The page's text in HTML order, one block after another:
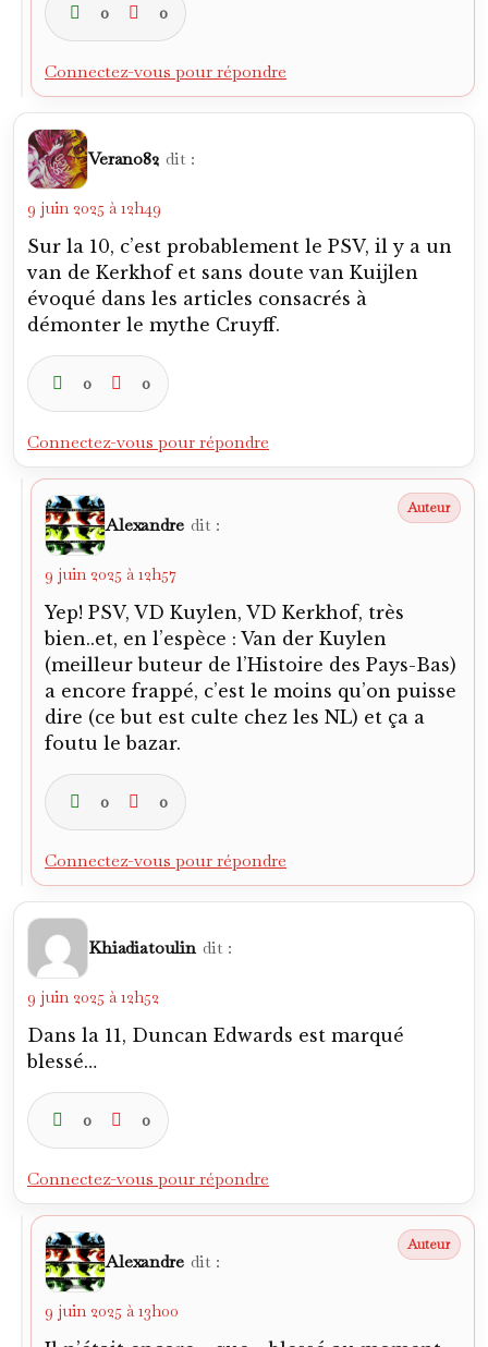
0 0
Connectez-vous pour répondre
Verano82 dit :
9 juin 2025 à 12h49
Sur la 10, c’est probablement le PSV, il y a un
van de Kerkhof et sans doute van Kuijlen
évoqué dans les articles consacrés à
démonter le mythe Cruyff.
0 0
Connectez-vous pour répondre
Alexandre dit :
9 juin 2025 à 12h57
Yep! PSV, VD Kuylen, VD Kerkhof, très
bien..et, en l’espèce : Van der Kuylen
(meilleur buteur de l’Histoire des Pays-Bas)
a encore frappé, c’est le moins qu’on puisse
dire (ce but est culte chez les NL) et ça a
foutu le bazar.
0 0
Connectez-vous pour répondre
Khiadiatoulin dit :
9 juin 2025 à 12h52
Dans la 11, Duncan Edwards est marqué
blessé…
0 0
Connectez-vous pour répondre
Alexandre dit :
9 juin 2025 à 13h00